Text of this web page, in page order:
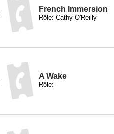
French Immersion
Rôle: Cathy O'Reilly
A Wake
Rôle: -